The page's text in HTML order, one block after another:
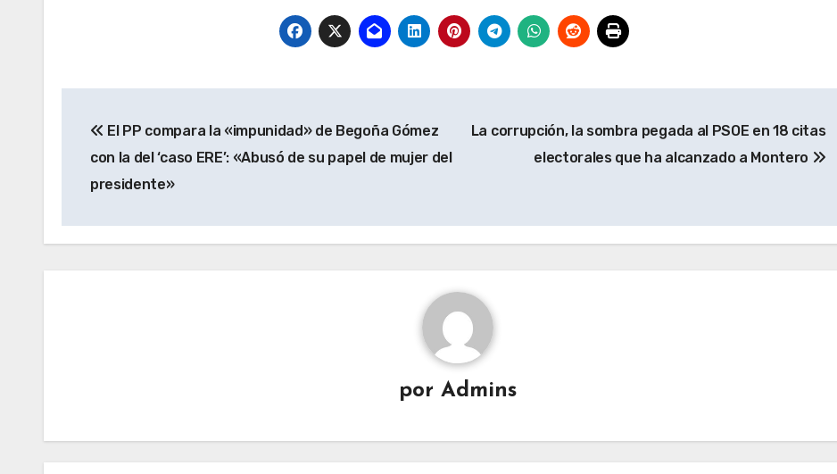
de
entradas
El PP compara la «impunidad» de Begoña Gómez
con la del ‘caso ERE’: «Abusó de su papel de mujer del
presidente»
La corrupción, la sombra pegada al PSOE en 18 citas
electorales que ha alcanzado a Montero
porAdmins